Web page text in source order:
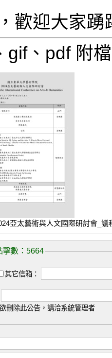
gif、pdf 附
亞太藝術與人文國際研討會_議
擊數：5664
其它信箱：
刪除此公告，請洽系統管理者